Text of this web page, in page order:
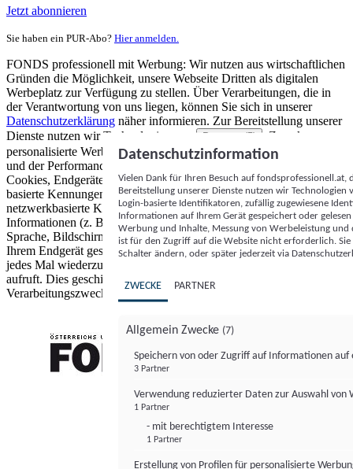
Jetzt abonnieren
Sie haben ein PUR-Abo? Hier anmelden.
FONDS professionell mit Werbung: Wir nutzen aus wirtschaftlichen
Gründen die Möglichkeit, unsere Webseite Dritten als digitalen
Werbeplatz zur Verfügung zu stellen. Über Verarbeitungen, die in
der Verantwortung von uns liegen, können Sie sich in unserer
Datenschutzerklärung näher informieren. Zur Bereitstellung unserer
Dienste nutzen wir Technologien von
Partnern (5)
. Zwecke:
personalisierte Werbung und Inhalte, Messung von Werbeleistung
und der Performance von Inhalten sowie Zielgruppenforschung.
Cookies, Endgeräte- oder ähnliche Online-Kennungen (z. B. login-
basierte Kennungen, zufällig generierte Kennungen,
netzwerkbasierte Kennungen) können zusammen mit anderen
Informationen (z. B. Browsertyp und Browserinformationen,
Sprache, Bildschirmgröße, unterstützte Technologien usw.) auf
Ihrem Endgerät gespeichert oder von dort ausgelesen werden, um es
jedes Mal wiederzuerkennen, wenn es eine App oder einer Webseite
aufruft. Dies geschieht für einen oder mehrere der hier aufgeführten
Verarbeitungszwecke.
Datenschutzinformation
Vielen Dank für Ihren Besuch auf
Bereitstellung unserer Dienste nutzen wir Technologien
Login-basierte Identifikatoren, zufällig zugewiesene
Informationen auf Ihrem Gerät gespeichert oder
Werbung und Inhalte, Messung von Werbeleistung
ist für den Zugriff auf die Website nicht erforderlich.
Schalter ändern, oder später jederzeit via
ZWECKE PARTNER
Allgemein Zwecke (7)
Speichern von oder Zugriff auf Informationen auf
3 Partner
Verwendung reduzierter Daten zur Auswahl von
1 Partner
- mit berechtigtem Interesse
1 Partner
Erstellung von Profilen für personalisierte
FONDS professionell